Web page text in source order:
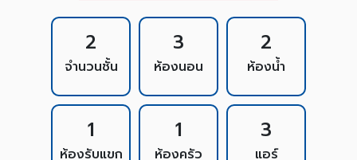
2
จำนวนชั้น
3
ห้องนอน
2
ห้องน้ำ
1
ห้องรับแขก
1
ห้องครัว
3
แอร์